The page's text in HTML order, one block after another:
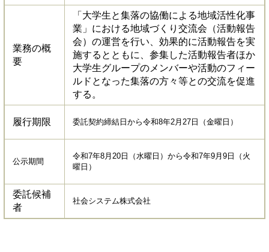
業務の概
要
「大学生と集落の協働による地域活性化事
業」における地域づくり交流会（活動報告
会）の運営を行い、効果的に活動報告を実
施するとともに、参集した活動報告者ほか
大学生グループのメンバーや活動のフィー
ルドとなった集落の方々等との交流を促進
する。
履行期限 委託契約締結日から令和8年2月27日（金曜日）
公示期間
令和7年8月20日（水曜日）から令和7年9月9日（火
曜日）
委託候補
者
社会システム株式会社